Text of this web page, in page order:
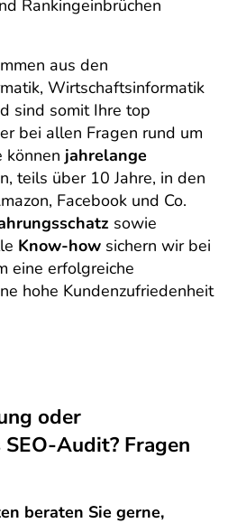
Rankingeinbrüchen
aus den
Wirtschaftsinformatik
sind somit Ihre top
bei allen Fragen rund um
können jahrelange
teils über 10 Jahre, in den
Facebook und Co.
sowie
Know-how sichern wir bei
eine erfolgreiche
hohe Kundenzufriedenheit
oder
Audit? Fragen
beraten Sie gerne,